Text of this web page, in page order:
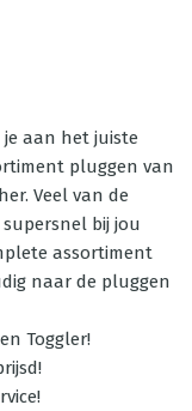
je aan het juiste
pluggen van
Veel van de
bij jou
assortiment
naar de pluggen
Toggler!